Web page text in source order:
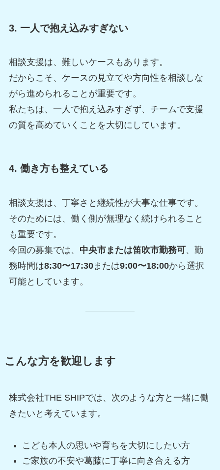
3. 一人で抱え込みすぎない
相談支援は、難しいケースもあります。
だからこそ、ケースの見立てや方向性を相談しな
がら進められることが重要です。
私たちは、一人で抱え込みすぎず、チームで支援
の質を高めていくことを大切にしています。
4. 働き方も整えている
相談支援は、丁寧さと継続性が大事な仕事です。
そのためには、働く側が無理なく続けられること
も重要です。
今回の募集では、 中央市または笛吹市勤務可、勤
務時間は8:30〜17:30または9:00〜18:00から選択
可能としています。
こんな方を歓迎します
株式会社THE SHIPでは、次のような方と一緒に働
きたいと考えています。
こども本人の思いや育ちを大切にしたい方
ご家族の不安や葛藤に丁寧に向き合える方